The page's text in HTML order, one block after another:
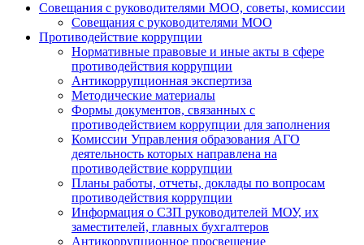
Совещания с руководителями МОО, советы, комиссии
Совещания с руководителями МОО
Противодействие коррупции
Нормативные правовые и иные акты в сфере
противодействия коррупции
Антикоррупционная экспертиза
Методические материалы
Формы документов, связанных с
противодействием коррупции для заполнения
Комиссии Управления образования АГО
деятельность которых направлена на
противодействие коррупции
Планы работы, отчеты, доклады по вопросам
противодействия коррупции
Информация о СЗП руководителей МОУ, их
заместителей, главных бухгалтеров
Антикоррупционное просвещение